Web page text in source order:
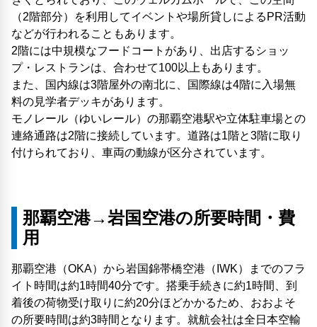
（2階部分）を利用してイベントや場所貸しによるPR活動
などが行われることもあります。
2階には中規模なフードコートがあり、出店するショッ
プ・レストランは、合わせて100以上もあります。
また、国内線は3階屋外の南北に、国際線は4階に入場無
料の見学者デッキがあります。
モノレール（ゆいレール）の那覇空港駅や立体駐車場との
連絡通路は2階に接続しています。道路は1階と3階に取り
付けられており、車両の動線が区分されています。
那覇空港→岩国空港の所要時間・費
用
那覇空港（OKA）から岩国錦帯橋空港（IWK）までのフラ
イト時間は約1時間40分です。搭乗手続きに約1時間、到
着後の荷物受け取りに約20分ほどかかるため、おおよそ
の所要時間は約3時間となります。就航会社は全日本空輸